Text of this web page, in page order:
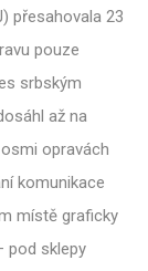
přesahovala 23
pouze
srbským
až na
opravách
komunikace
místě graficky
pod sklepy